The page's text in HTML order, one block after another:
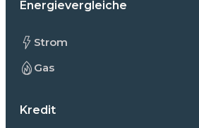
Energievergleiche
Strom
Gas
Kredit